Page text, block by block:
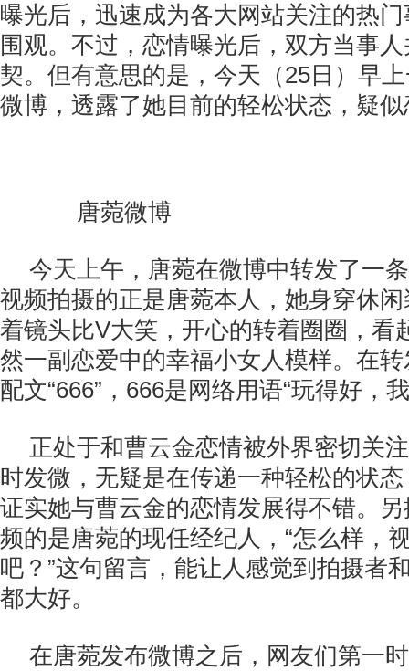
曝光后，迅速成为各大网站关注的热
围观。不过，恋情曝光后，双方当事
契。但有意思的是，今天（25日）早
微博，透露了她目前的轻松状态，疑
唐菀微博
今天上午，唐菀在微博中转发了一
视频拍摄的正是唐菀本人，她身穿休
着镜头比V大笑，开心的转着圈圈，看
然一副恋爱中的幸福小女人模样。在
配文“666”，666是网络用语“玩得好，
正处于和曹云金恋情被外界密切关
时发微，无疑是在传递一种轻松的状
证实她与曹云金的恋情发展得不错。
频的是唐菀的现任经纪人，“怎么样，
吧？”这句留言，能让人感觉到拍摄者
都大好。
在唐菀发布微博之后，网友们第一